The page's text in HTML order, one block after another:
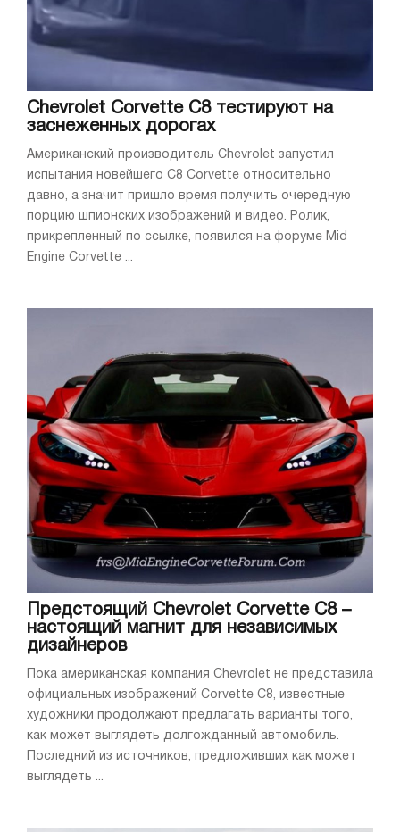
Chevrolet Corvette C8 тестируют на
заснеженных дорогах
Американский производитель Chevrolet запустил
испытания новейшего C8 Corvette относительно
давно, а значит пришло время получить очередную
порцию шпионских изображений и видео. Ролик,
прикрепленный по ссылке, появился на форуме Mid
Engine Corvette ...
Предстоящий Chevrolet Corvette C8 –
настоящий магнит для независимых
дизайнеров
Пока американская компания Chevrolet не представила
официальных изображений Corvette C8, известные
художники продолжают предлагать варианты того,
как может выглядеть долгожданный автомобиль.
Последний из источников, предложивших как может
выглядеть ...